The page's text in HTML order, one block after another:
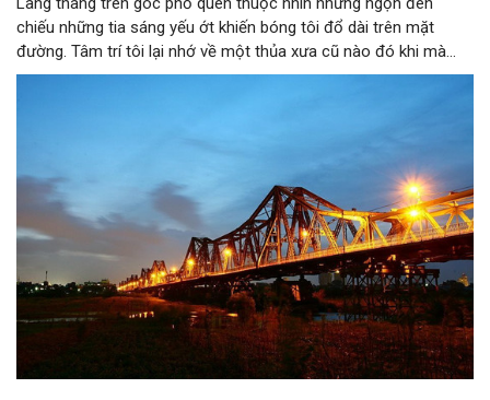
chiếu những tia sáng yếu ớt khiến bóng tôi đổ dài trên mặt
đường. Tâm trí tôi lại nhớ về một thủa xưa cũ nào đó khi mà
ánh sáng vẫn còn chút gì đó mới mẻ. Bởi thế mà tôi lại vô cùng
chút háo hức mong chờ. Chờ đợi khoảnh khắc ấy. Khoảnh khắc
tưởng chừng như rất đơn giản, rất đỗi bình thường và vẫn diễn
ra hàng ngày ấy. Bây giờ ánh sáng có thể nhìn thấy bất kỳ đâu,
bất kỳ chỗ nào và đủ mọi màu sắc nhưng trước kia thì khác.
Ánh sáng là một điều gì đó rất xa xỉ.